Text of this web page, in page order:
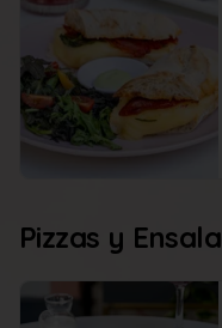
Pizzas y